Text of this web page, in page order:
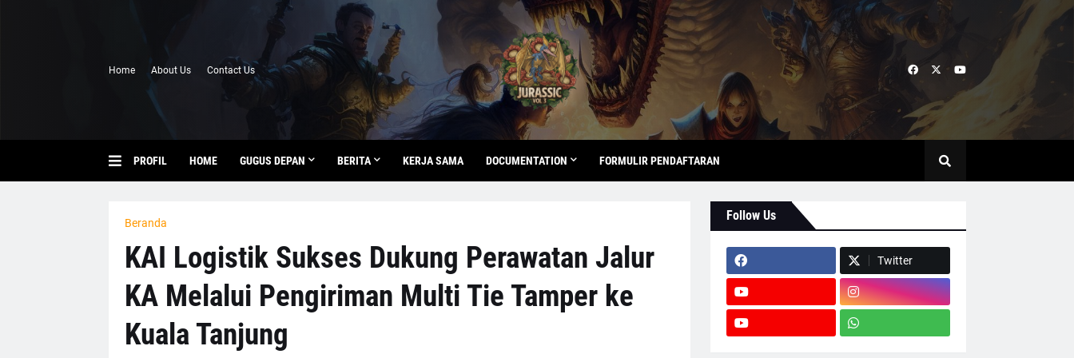
Home About Us Contact Us
PROFIL HOME GUGUS DEPAN BERITA KERJA SAMA DOCUMENTATION FORMULIR PENDAFTARAN
Beranda
KAI Logistik Sukses Dukung Perawatan Jalur
KA Melalui Pengiriman Multi Tie Tamper ke
Kuala Tanjung
Follow Us
Twitter